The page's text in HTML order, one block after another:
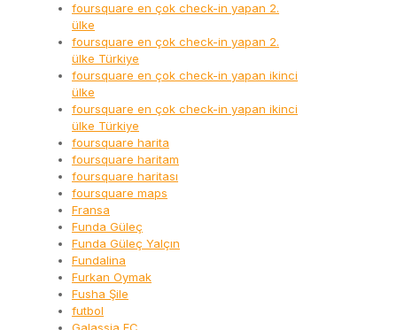
foursquare en çok check-in yapan 2.
ülke
foursquare en çok check-in yapan 2.
ülke Türkiye
foursquare en çok check-in yapan ikinci
ülke
foursquare en çok check-in yapan ikinci
ülke Türkiye
foursquare harita
foursquare haritam
foursquare haritası
foursquare maps
Fransa
Funda Güleç
Funda Güleç Yalçın
Fundalina
Furkan Oymak
Fusha Şile
futbol